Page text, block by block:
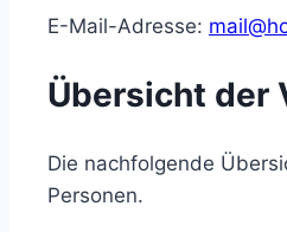
E-Mail-Adresse:
Übersicht der
Die nachfolgende
Personen.